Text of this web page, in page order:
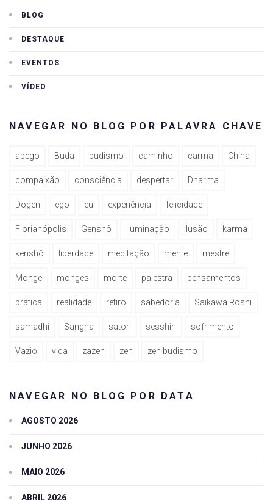
BLOG
DESTAQUE
EVENTOS
VÍDEO
NAVEGAR NO BLOG POR PALAVRA CHAVE
apego Buda budismo caminho carma China
compaixão consciência despertar Dharma
Dogen ego eu experiência felicidade
Florianópolis Genshô iluminação ilusão karma
kenshô liberdade meditação mente mestre
Monge monges morte palestra pensamentos
prática realidade retiro sabedoria Saikawa Roshi
samadhi Sangha satori sesshin sofrimento
Vazio vida zazen zen zen budismo
NAVEGAR NO BLOG POR DATA
AGOSTO 2026
JUNHO 2026
MAIO 2026
ABRIL 2026